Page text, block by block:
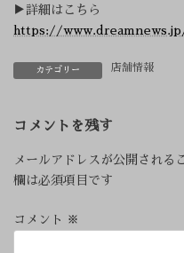
▶詳細はこちら
https://
カテゴリー 店舗情報
コメントを残す
メールアドレスが公開される
欄は必須項目です
コメント ※